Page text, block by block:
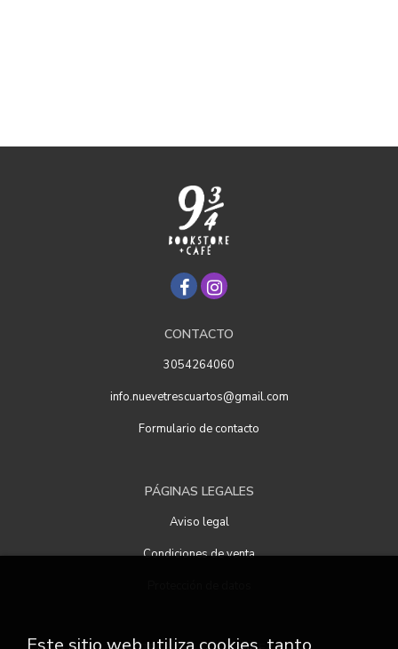
CONTACTO
3054264060
info.nuevetrescuartos@gmail.com
Formulario de contacto
PÁGINAS LEGALES
Aviso legal
Condiciones de venta